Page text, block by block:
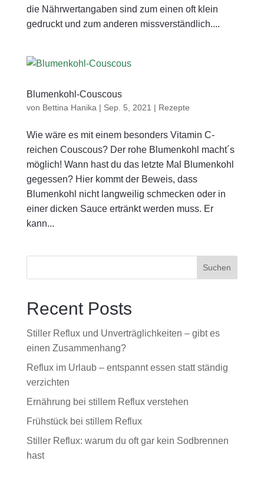
die Nährwertangaben sind zum einen oft klein
gedruckt und zum anderen missverständlich....
Blumenkohl-Couscous
von Bettina Hanika | Sep. 5, 2021 | Rezepte
Wie wäre es mit einem besonders Vitamin C-
reichen Couscous? Der rohe Blumenkohl macht´s
möglich! Wann hast du das letzte Mal Blumenkohl
gegessen? Hier kommt der Beweis, dass
Blumenkohl nicht langweilig schmecken oder in
einer dicken Sauce ertränkt werden muss. Er
kann...
Suchen
Recent Posts
Stiller Reflux und Unverträglichkeiten – gibt es
einen Zusammenhang?
Reflux im Urlaub – entspannt essen statt ständig
verzichten
Ernährung bei stillem Reflux verstehen
Frühstück bei stillem Reflux
Stiller Reflux: warum du oft gar kein Sodbrennen
hast